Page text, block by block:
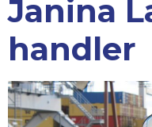
Janina
handler